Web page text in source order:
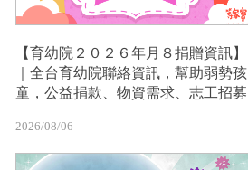
【育幼院２０２６年月８捐贈資訊】
｜全台育幼院聯絡資訊，幫助弱勢孩
童，公益捐款、物資需求、志工招募
2026/08/06